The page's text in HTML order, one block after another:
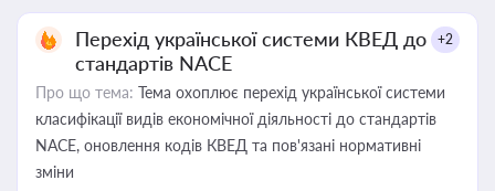
Перехід української системи КВЕД до
стандартів NACE
+2
Про що тема: Тема охоплює перехід української системи
класифікації видів економічної діяльності до стандартів
NACE, оновлення кодів КВЕД та пов'язані нормативні
зміни